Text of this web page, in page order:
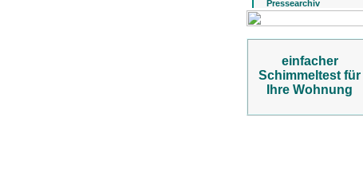
Pressearchiv
einfacher
Schimmeltest für
Ihre Wohnung